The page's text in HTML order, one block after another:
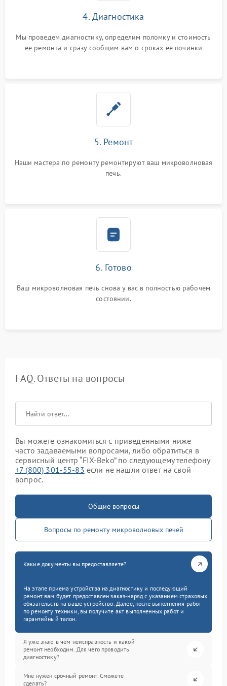
4. Диагностика
Мы проведем диагностику, определим поломку и стоимость
ее ремонта и сразу сообщим вам о сроках ее починки
5. Ремонт
Наши мастера по ремонту ремонтируют ваш микроволновая
печь.
6. Готово
Ваш микроволновая печь снова у вас в полностью рабочем
состоянии.
FAQ. Ответы на вопросы
Вы можете ознакомиться с приведенными ниже
часто задаваемыми вопросами, либо обратиться в
сервисный центр “FIX-Beko” по следующему телефону
+7 (800) 301-55-83 если не нашли ответ на свой
вопрос.
Общие вопросы
Вопросы по ремонту микроволновых печей
Какие документы вы предоставляете?
На этапе приема устройства на диагностику и последующий
ремонт вам будет предоставлен заказ-наряд с указанием страховых
обязательств на ваше устройство. Далее, после выполнения работ
по ремонту техники, вы получите акт выполненных работ и
гарантийный талон.
Я уже знаю в чем неисправность и какой
ремонт необходим. Для чего проводить
диагностику?
Мне нужен срочный ремонт. Сможете
сделать?